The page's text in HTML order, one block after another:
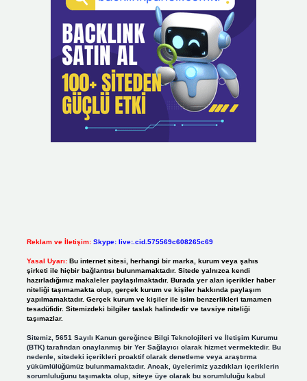
Reklam ve İletişim: Skype: live:.cid.575569c608265c69
Yasal Uyarı: Bu internet sitesi, herhangi bir marka, kurum veya şahıs
şirketi ile hiçbir bağlantısı bulunmamaktadır. Sitede yalnızca kendi
hazırladığımız makaleler paylaşılmaktadır. Burada yer alan içerikler haber
niteliği taşımamakta olup, gerçek kurum ve kişiler hakkında paylaşım
yapılmamaktadır. Gerçek kurum ve kişiler ile isim benzerlikleri tamamen
tesadüfidir. Sitemizdeki bilgiler taslak halindedir ve tavsiye niteliği
taşımazlar.
Sitemiz, 5651 Sayılı Kanun gereğince Bilgi Teknolojileri ve İletişim Kurumu
(BTK) tarafından onaylanmış bir Yer Sağlayıcı olarak hizmet vermektedir. Bu
nedenle, sitedeki içerikleri proaktif olarak denetleme veya araştırma
yükümlülüğümüz bulunmamaktadır. Ancak, üyelerimiz yazdıkları içeriklerin
sorumluluğunu taşımakta olup, siteye üye olarak bu sorumluluğu kabul